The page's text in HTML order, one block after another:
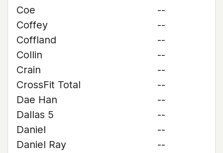
Coe
--
Coffey
--
Coffland
--
Collin
--
Crain
--
CrossFit Total
--
Dae Han
--
Dallas 5
--
Daniel
--
Daniel Ray
--